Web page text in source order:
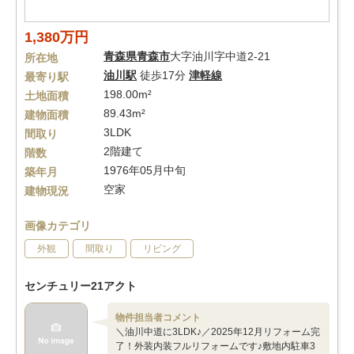
1,380万円
所在地 青森県青森市大字油川字中道2-21
最寄り駅
油川駅 徒歩17分 津軽線
土地面積
198.00m²
建物面積
89.43m²
間取り
3LDK
階数
2階建て
築年月
1976年05月中旬
建物現況
空家
画像カテゴリ
外観 間取り リビング
センチュリー21アクト
物件担当者コメント
＼油川中道に3LDK♪／2025年12月リフォーム完
了！外装内装フルリフォームです♪敷地内駐車3